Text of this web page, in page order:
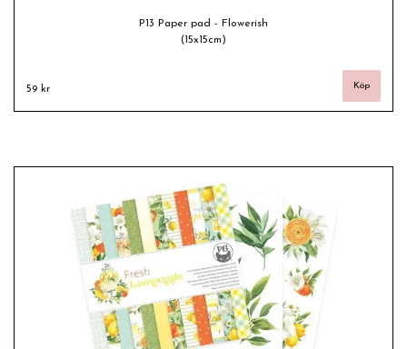
P13 Paper pad - Flowerish
(15x15cm)
59 kr